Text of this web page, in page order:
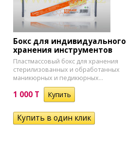
Бокс для индивидуального
хранения инструментов
Пластмассовый бокс для хранения
стерилизованных и обработанных
маникюрных и педикюрных...
1 000 T